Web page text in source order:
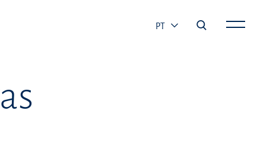
PT